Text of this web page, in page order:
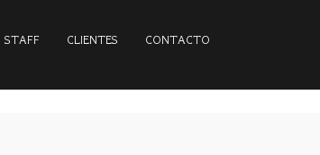
STAFF CLIENTES CONTACTO